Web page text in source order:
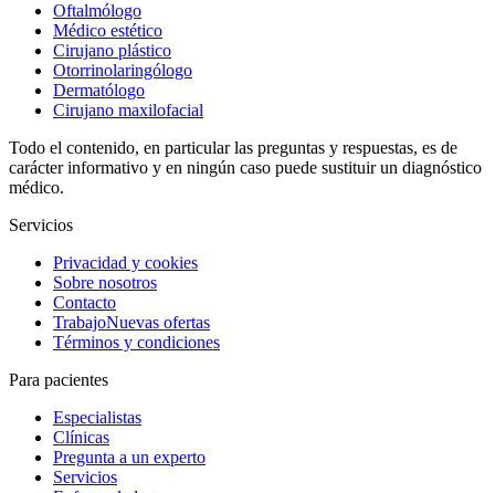
Oftalmólogo
Médico estético
Cirujano plástico
Otorrinolaringólogo
Dermatólogo
Cirujano maxilofacial
Todo el contenido, en particular las preguntas y respuestas, es de
carácter informativo y en ningún caso puede sustituir un diagnóstico
médico.
Servicios
Privacidad y cookies
Sobre nosotros
Contacto
TrabajoNuevas ofertas
Términos y condiciones
Para pacientes
Especialistas
Clínicas
Pregunta a un experto
Servicios